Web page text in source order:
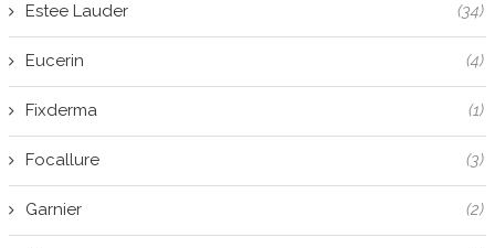
Estee Lauder (34)
Eucerin (4)
Fixderma (1)
Focallure (3)
Garnier (2)